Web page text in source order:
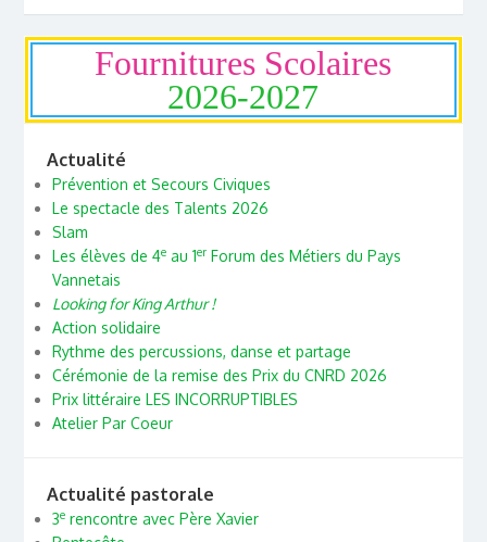
Fournitures Scolaires
2026-2027
Actualité
Prévention et Secours Civiques
Le spectacle des Talents 2026
Slam
Les élèves de 4eau 1erForum des Métiers du Pays
Vannetais
Looking for King Arthur !
Action solidaire
Rythme des percussions, danse et partage
Cérémonie de la remise des Prix du CNRD 2026
Prix littéraire LES INCORRUPTIBLES
Atelier Par Coeur
Actualité pastorale
3erencontre avec Père Xavier